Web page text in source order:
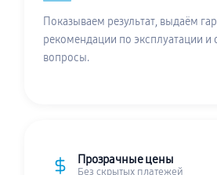
Показываем результат, выдаём
рекомендации по эксплуатации и
вопросы.
Прозрачные цены
Без скрытых платежей